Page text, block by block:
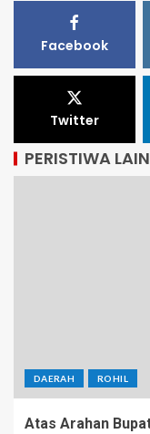
Facebook
Twitter
PERISTIWA
DAERAH ROHIL
Atas Arahan